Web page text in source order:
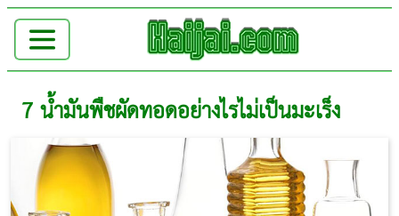
7 น้ำมันพืชผัดทอดอย่างไรไม่เป็นมะเร็ง